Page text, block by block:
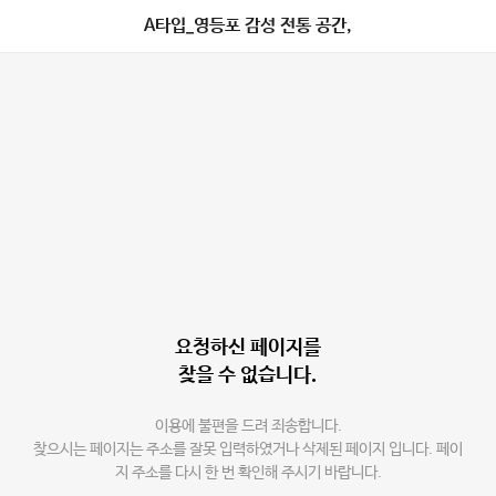
A타입_영등포 감성 전통 공간,
요청하신 페이지를
찾을 수 없습니다.
이용에 불편을 드려 죄송합니다.
찾으시는 페이지는 주소를 잘못 입력하였거나 삭제된 페이지 입니다. 페이
지 주소를 다시 한 번 확인해 주시기 바랍니다.